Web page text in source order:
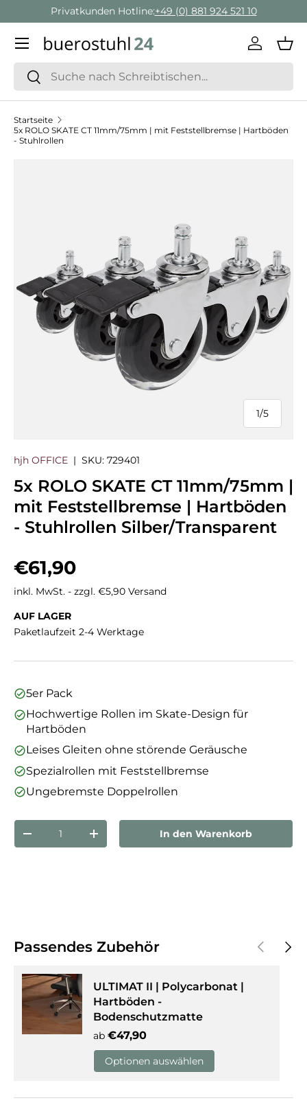
Direkt zum Inhalt
Privatkunden Hotline:+49 (0) 881 924 521 10
Suchen
Suchen
Menü
Startseite
5x ROLO SKATE CT 11mm/75mm | mit Feststellbremse | Hartböden
- Stuhlrollen
1/
von
5
hjh OFFICE | SKU: 729401
5x ROLO SKATE CT 11mm/75mm |
mit Feststellbremse | Hartböden
- Stuhlrollen Silber/Transparent
Normaler Preis
€61,90
inkl. MwSt. - zzgl. €5,90 Versand
AUF LAGER
Paketlaufzeit 2-4 Werktage
5er Pack
Hochwertige Rollen im Skate-Design für
Hartböden
Leises Gleiten ohne störende Geräusche
Spezialrollen mit Feststellbremse
Ungebremste Doppelrollen
Anzahl
Menge verringernMenge erhöhenIn den Warenkorb
Passendes Zubehör Vorherige
ULTIMAT II | Polycarbonat |
Hartböden -
Bodenschutzmatte
ab Normaler Preis
€47,90
Optionen auswählen